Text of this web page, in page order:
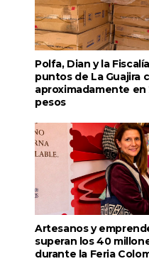
Polfa, Dian y la
puntos de La Guajira
aproximadamente en
pesos
Artesanos y
superan los 40
durante la Feria